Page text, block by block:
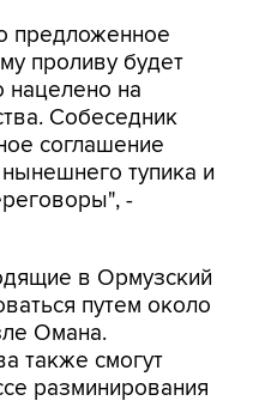
предложенное
проливу будет
нацелено на
Собеседник
соглашение
тупика и
-
в Ормузский
путем около
Омана.
также смогут
разминирования